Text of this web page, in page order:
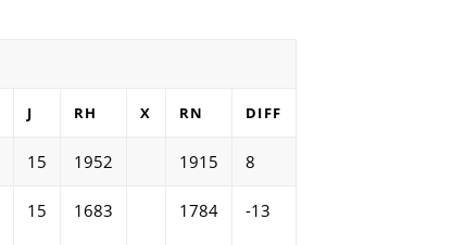
J RH X RN DIFF
15 1952 1915 8
15 1683 1784 -13